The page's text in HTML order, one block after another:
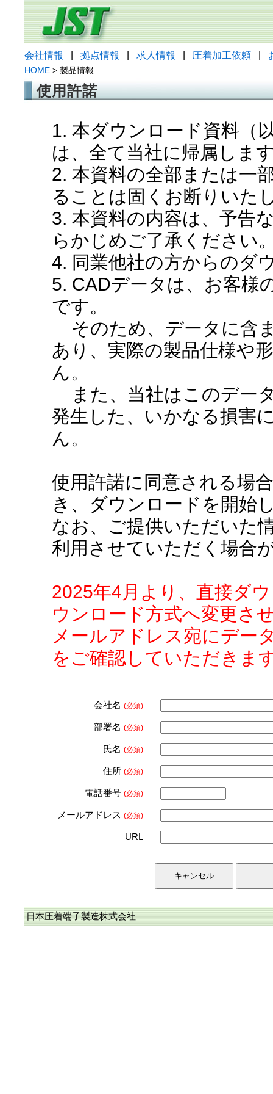
会社情報 拠点情報 求人情報 圧着加工依頼
HOME > 製品情報
使用許諾
1. 本ダウンロード資料（
は、全て当社に帰属しま
2. 本資料の全部または一
ることは固くお断りいた
3. 本資料の内容は、予告
らかじめご了承ください
4. 同業他社の方からのダ
5. CADデータは、お客様
です。
そのため、データに含
あり、実際の製品仕様や
ん。
また、当社はこのデー
発生した、いかなる損害
ん。
使用許諾に同意される場
き、ダウンロードを開始
なお、ご提供いただいた
利用させていただく場合
2025年4月より、直接ダ
ウンロード方式へ変更さ
メールアドレス宛にデー
をご確認していただきま
会社名 (必須)
部署名 (必須)
氏名 (必須)
住所 (必須)
電話番号 (必須)
メールアドレス (必須)
URL
日本圧着端子製造株式会社